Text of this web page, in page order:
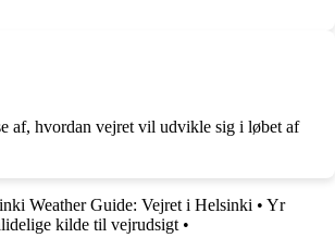
af, hvordan vejret vil udvikle sig i løbet af
Weather Guide: Vejret i Helsinki • Yr
kilde til vejrudsigt •